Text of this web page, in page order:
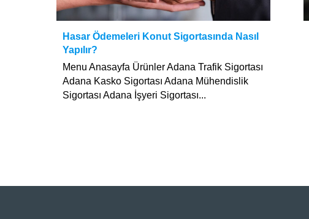
Hasar Ödemeleri Konut Sigortasında Nasıl
Yapılır?
Menu Anasayfa Ürünler Adana Trafik Sigortası
Adana Kasko Sigortası Adana Mühendislik
Sigortası Adana İşyeri Sigortası...